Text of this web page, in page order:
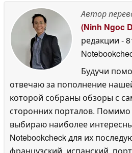
Автор
(Ninh Ngoc
редакции -
Будучи
отвечаю за пополнение
которой собраны обзоры с
сторонних порталов. Помимо
выбираю наиболее
Notebookcheck для их